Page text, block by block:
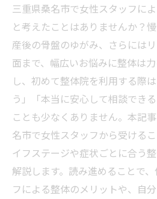
三重県桑名市で女性スタッフに
と考えたことはありませんか？
産後の骨盤のゆがみ、さらには
面まで、幅広いお悩みに整体は
し、初めて整体院を利用する際
う」「本当に安心して相談でき
ことも少なくありません。本記
名市で女性スタッフから受ける
イフステージや症状ごとに合う
解説します。読み進めることで
フによる整体のメリットや、自